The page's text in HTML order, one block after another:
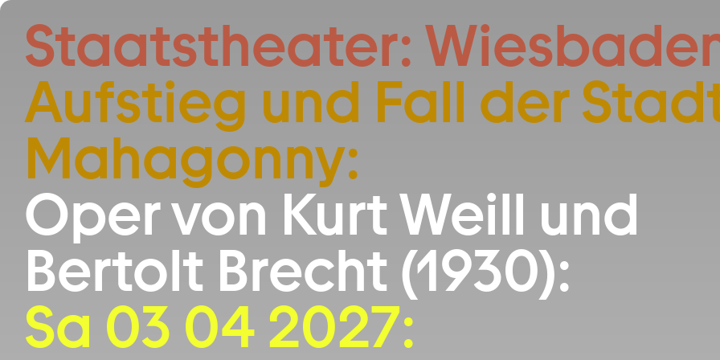
Zum Hauptinhalt springen Zum Footer springen
Staatstheater:
Aufstieg und Fall der
Mahagonny:
Oper von Kurt Weill und
Bertolt Brecht (1930):
Sa 03 04 2027: